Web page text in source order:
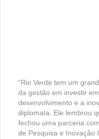
“Rio Verde tem um
da gestão em investir
desenvolvimento e a
diplomata. Ele lembrou
fechou uma parceria
de Pesquisa e Inovação